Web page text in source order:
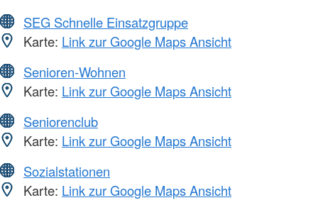
SEG Schnelle Einsatzgruppe
Karte: Link zur Google Maps Ansicht
Senioren-Wohnen
Karte: Link zur Google Maps Ansicht
Seniorenclub
Karte: Link zur Google Maps Ansicht
Sozialstationen
Karte: Link zur Google Maps Ansicht